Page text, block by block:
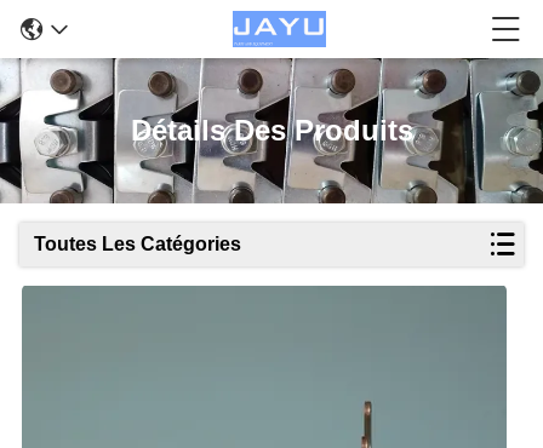
Détails Des Produits
Toutes Les Catégories